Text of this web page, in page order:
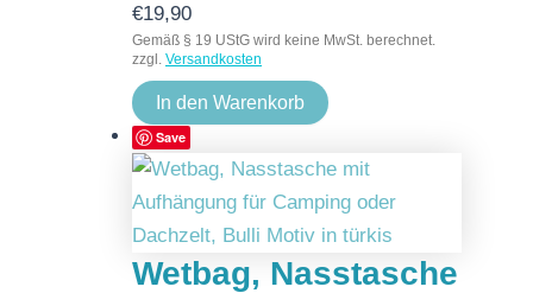
€19,90
Gemäß § 19 UStG wird keine MwSt. berechnet.
zzgl. Versandkosten
In den Warenkorb
Save
Wetbag, Nasstasche